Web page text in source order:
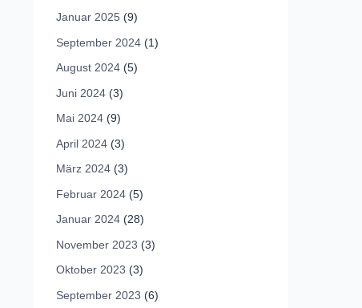
Januar 2025 (9)
September 2024 (1)
August 2024 (5)
Juni 2024 (3)
Mai 2024 (9)
April 2024 (3)
März 2024 (3)
Februar 2024 (5)
Januar 2024 (28)
November 2023 (3)
Oktober 2023 (3)
September 2023 (6)